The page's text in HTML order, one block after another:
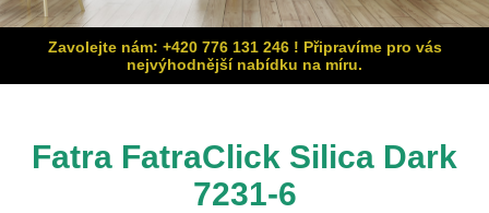
Zavolejte nám: +420 776 131 246 ! Připravíme pro vás
nejvýhodnější nabídku na míru.
Fatra FatraClick Silica Dark
7231-6